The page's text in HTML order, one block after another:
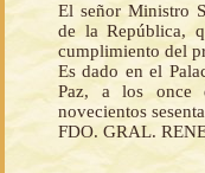
El señor Ministro
de la República,
cumplimiento del
Es dado en el
Paz, a los once
novecientos
FDO. GRAL.